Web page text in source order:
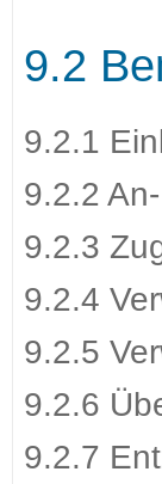
9.2
9.2.1
9.2.2
9.2.3
9.2.4
9.2.5
9.2.6
9.2.7